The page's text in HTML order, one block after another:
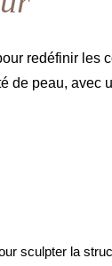
redéfinir les
de peau, avec
sculpter la